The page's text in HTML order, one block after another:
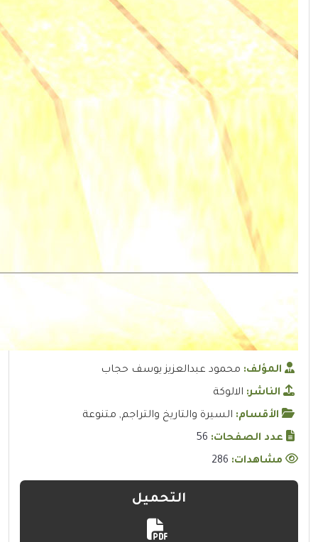
المؤلف: محمود عبدالعزيز يوسف حجاب
الناشر: الالوكة
الأقسام: السيرة والتاريخ والتراجم, متنوعة
عدد الصفحات: 56
مشاهدات:
التحميل